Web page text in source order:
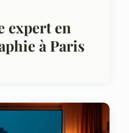
expert en
à Paris